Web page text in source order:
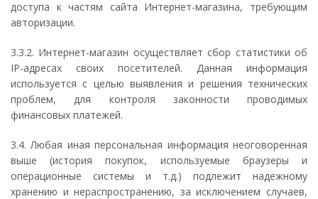
доступа к частям сайта Интернет-магазина, требующим
авторизации.
3.3.2. Интернет-магазин осуществляет сбор статистики об
IP-адресах своих посетителей. Данная информация
используется с целью выявления и решения технических
проблем, для контроля законности проводимых
финансовых платежей.
3.4. Любая иная персональная информация неоговоренная
выше (история покупок, используемые браузеры и
операционные системы и т.д.) подлежит надежному
хранению и нераспространению, за исключением случаев,